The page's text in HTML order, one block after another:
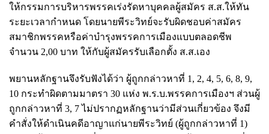
ให้กรรมการบริหารพรรคเร่งรัดหาบุคคลผู้สมัคร ส.ส.ให้ทัน
ระยะเวลากำหนด โดยนายพีระวิทย์จะรับผิดชอบค่าสมัคร
สมาชิกพรรคหรือค่าบำรุงพรรคการเมืองแบบตลอดชีพ
จำนวน 2,00 บาท ให้กับผู้สมัครรับเลือกตั้ง ส.ส.เอง
พยานหลักฐานจึงรับฟังได้ว่า ผู้ถูกกล่าวหาที่ 1, 2, 4, 5, 6, 8, 9,
10 กระทำผิดตามมาตรา 30 แห่ง พ.ร.บ.พรรคการเมืองฯ ส่วนผู้
ถูกกล่าวหาที่ 3, 7 ไม่ปรากฏหลักฐานว่ามีส่วนเกี่ยวข้อง จึงมี
คำสั่งให้ดำเนินคดีอาญาแก่นายพีระวิทย์ (ผู้ถูกกล่าวหาที่ 1)